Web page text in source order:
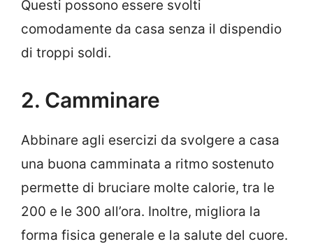
Questi possono essere svolti
comodamente da casa senza il dispendio
di troppi soldi.
2. Camminare
Abbinare agli esercizi da svolgere a casa
una buona camminata a ritmo sostenuto
permette di bruciare molte calorie, tra le
200 e le 300 all’ora. Inoltre, migliora la
forma fisica generale e la salute del cuore.